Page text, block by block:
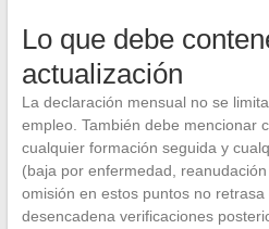
Lo que debe
actualización
La declaración mensual no se
empleo. También debe mencionar
cualquier formación seguida y
(baja por enfermedad,
omisión en estos puntos no
desencadena verificaciones